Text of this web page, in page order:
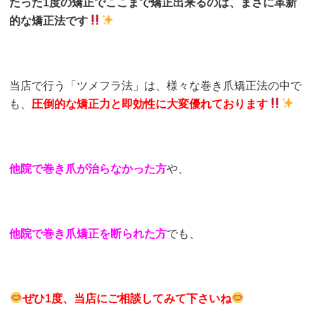
的な矯正法です
当店で行う「ツメフラ法」は、様々な巻き爪矯正法の中で
も、 圧倒的な矯正力と即効性に大変優れております
他院で巻き爪が治らなかった方や、
他院で巻き爪矯正を断られた方でも、
ぜひ1度、当店にご相談してみて下さいね